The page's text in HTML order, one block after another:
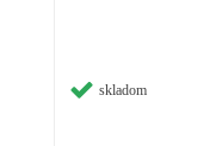
skladom